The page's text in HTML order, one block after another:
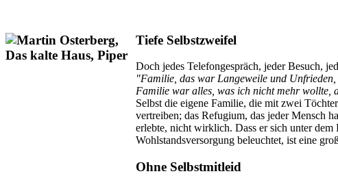
Tiefe Selbstzweifel
Doch jedes Telefongespräch, jeder Besuch,
"Familie, das war Langeweile und
Familie war alles, was ich nicht mehr wollte,
Selbst die eigene Familie, die mit zwei
vertreiben; das Refugium, das jeder Mensch
erlebte, nicht wirklich. Dass er sich unter
Wohlstandsversorgung beleuchtet, ist eine
Ohne Selbstmitleid